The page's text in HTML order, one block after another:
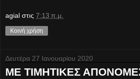
agial στις 7:13 π.μ.
Κοινή χρήση
Δευτέρα 27 Ιανουαρίου 2020
ΜΕ ΤΙΜΗΤΙΚΕΣ